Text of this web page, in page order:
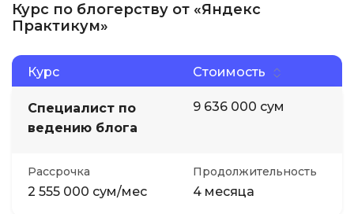
Курс по блогерству от «Яндекс
Практикум»
Курс Стоимость
Специалист по
ведению блога
9 636 000 сум
Рассрочка
2 555 000 сум/мес
Продолжительность
4 месяца